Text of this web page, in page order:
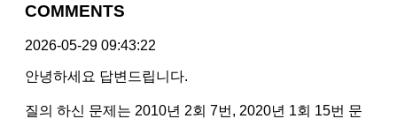
COMMENTS
2026-05-29 09:43:22
안녕하세요 답변드립니다.
질의 하신 문제는 2010년 2회 7번, 2020년 1회 15번 문